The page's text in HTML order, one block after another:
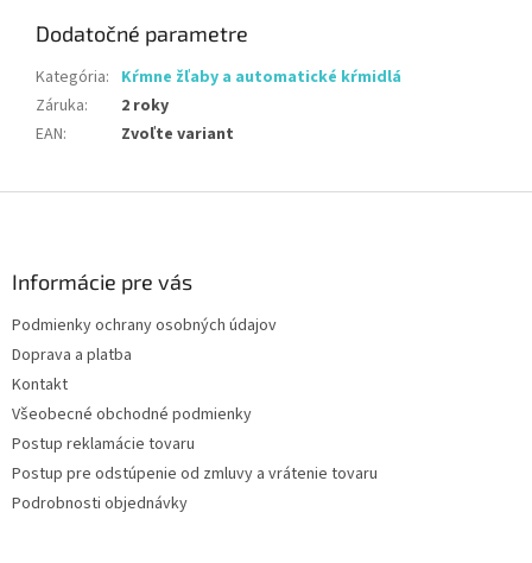
Dodatočné parametre
Kategória: Kŕmne žľaby a automatické kŕmidlá
Záruka:
2 roky
EAN: Zvoľte variant
Informácie pre vás
Podmienky ochrany osobných údajov
Doprava a platba
Kontakt
Všeobecné obchodné podmienky
Postup reklamácie tovaru
Postup pre odstúpenie od zmluvy a vrátenie tovaru
Podrobnosti objednávky